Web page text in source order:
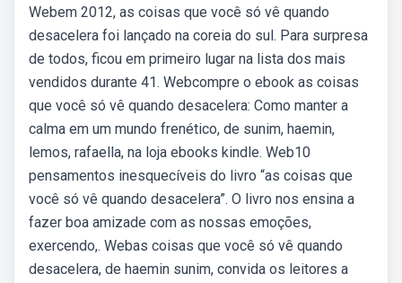
Webem 2012, as coisas que você só vê quando
desacelera foi lançado na coreia do sul. Para surpresa
de todos, ficou em primeiro lugar na lista dos mais
vendidos durante 41. Webcompre o ebook as coisas
que você só vê quando desacelera: Como manter a
calma em um mundo frenético, de sunim, haemin,
lemos, rafaella, na loja ebooks kindle. Web10
pensamentos inesquecíveis do livro “as coisas que
você só vê quando desacelera”. O livro nos ensina a
fazer boa amizade com as nossas emoções,
exercendo,. Webas coisas que você só vê quando
desacelera, de haemin sunim, convida os leitores a